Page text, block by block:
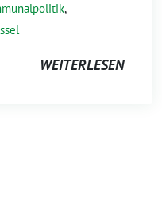
,
WEITERLESEN